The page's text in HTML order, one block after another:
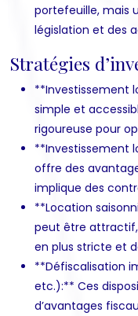
portefeuille, mais
législation et des
Stratégies
**Investissement
simple et
rigoureuse pour
**Investissement
offre des
implique des
**Location
peut être
en plus stricte et
**Défiscalisation
etc.):** Ces
d’avantages